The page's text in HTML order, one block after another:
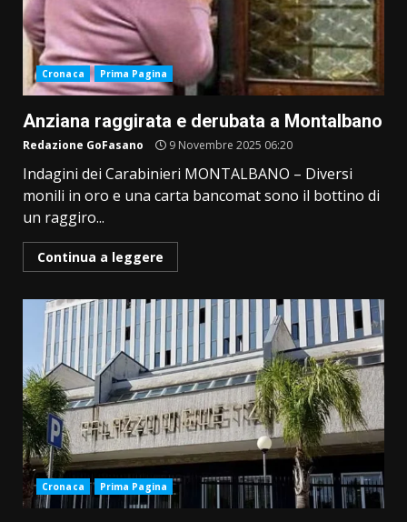
Cronaca Prima Pagina
Anziana raggirata e derubata a Montalbano
Redazione GoFasano 9 Novembre 2025 06:20
Indagini dei Carabinieri MONTALBANO – Diversi
monili in oro e una carta bancomat sono il bottino di
un raggiro...
Continua a leggere
Cronaca Prima Pagina